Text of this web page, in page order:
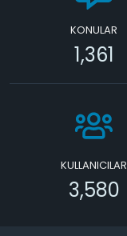
KONULAR
1,361
KULLANICILAR
3,580